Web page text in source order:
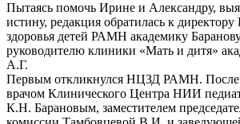
Пытаясь помочь Ирине и Александру,
истину, редакция обратилась к
здоровья детей РАМН академику
руководителю клиники «Мать и дитя»
А.Г.
Первым откликнулся НЦЗД РАМН. После
врачом Клинического Центра НИИ
К.Н. Барановым, заместителем